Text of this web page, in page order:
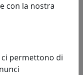
con la nostra
permettono di